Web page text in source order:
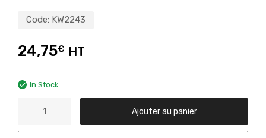
Code: KW2243
24,75€ HT
In Stock
Ajouter au panier